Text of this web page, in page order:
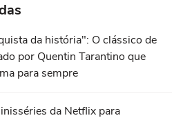
da história": O clássico de
por Quentin Tarantino que
para sempre
da Netflix para